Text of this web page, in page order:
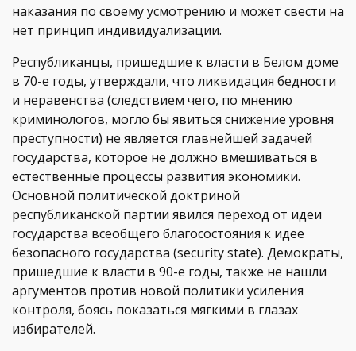
наказания по своему усмотрению и может свести на
нет принцип индивидуализации.
Республиканцы, пришедшие к власти в Белом доме
в 70-е годы, утверждали, что ликвидация бедности
и неравенства (следствием чего, по мнению
криминологов, могло бы явиться снижение уровня
преступности) не является главнейшей задачей
государства, которое не должно вмешиваться в
естественные процессы развития экономики.
Основной политической доктриной
республиканской партии явился переход от идеи
государства всеобщего благосостояния к идее
безопасного государства (security state). Демократы,
пришедшие к власти в 90-е годы, также не нашли
аргументов против новой политики усиления
контроля, боясь показаться мягкими в глазах
избирателей.